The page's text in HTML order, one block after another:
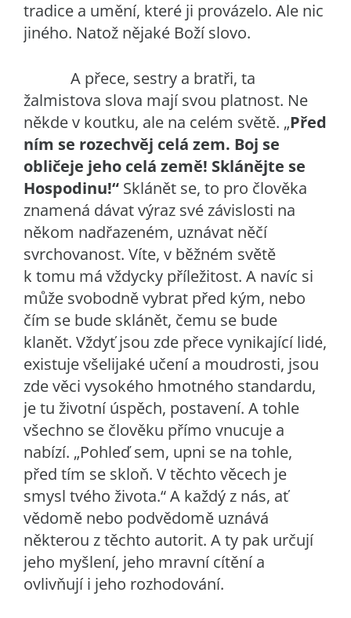
tradice a umění, které ji provázelo. Ale nic
jiného. Natož nějaké Boží slovo.
A přece, sestry a bratři, ta
žalmistova slova mají svou platnost. Ne
někde v koutku, ale na celém světě. „Před
ním se rozechvěj celá zem. Boj se
obličeje jeho celá země! Sklánějte se
Hospodinu!“ Sklánět se, to pro člověka
znamená dávat výraz své závislosti na
někom nadřazeném, uznávat něčí
svrchovanost. Víte, v běžném světě
k tomu má vždycky příležitost. A navíc si
může svobodně vybrat před kým, nebo
čím se bude sklánět, čemu se bude
klanět. Vždyť jsou zde přece vynikající lidé,
existuje všelijaké učení a moudrosti, jsou
zde věci vysokého hmotného standardu,
je tu životní úspěch, postavení. A tohle
všechno se člověku přímo vnucuje a
nabízí. „Pohleď sem, upni se na tohle,
před tím se skloň. V těchto věcech je
smysl tvého života.“ A každý z nás, ať
vědomě nebo podvědomě uznává
některou z těchto autorit. A ty pak určují
jeho myšlení, jeho mravní cítění a
ovlivňují i jeho rozhodování.